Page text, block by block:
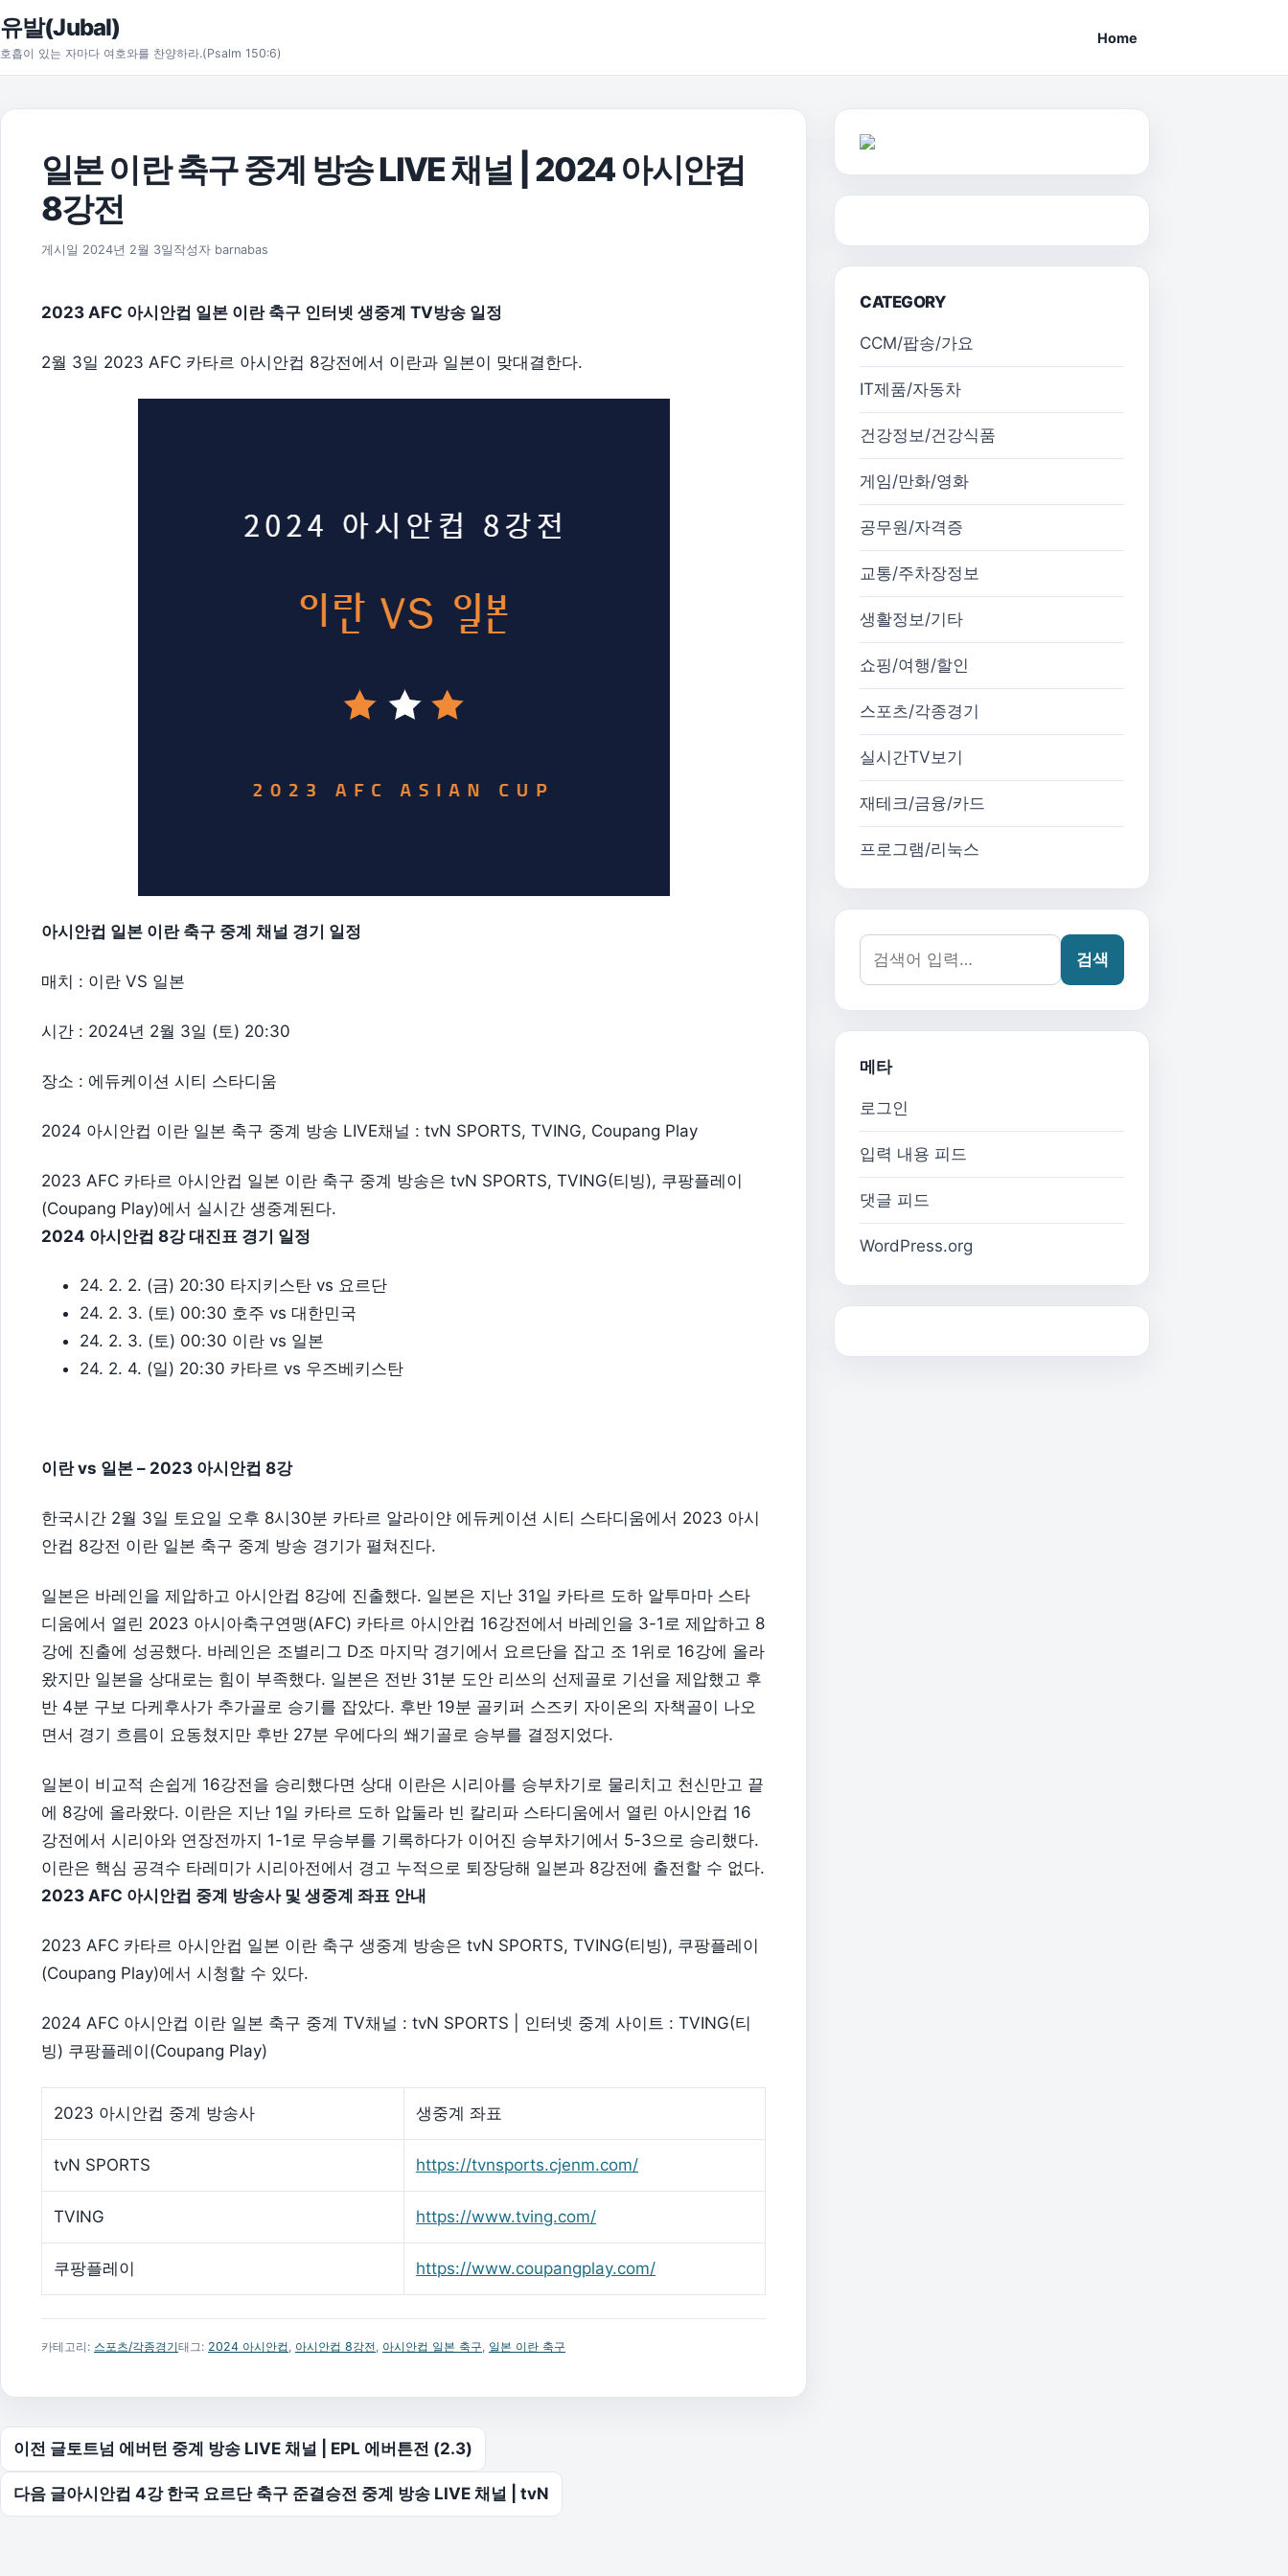
본문으로 건너뛰기
유발(Jubal)
호흡이 있는 자마다 여호와를 찬양하라.(Psalm 150:6)
Home
일본 이란 축구 중계 방송 LIVE 채널 | 2024 아시안컵
8강전
게시일 2024년 2월 3일 2026년 8월 1일
작성자 barnabas
2023 AFC 아시안컵 일본 이란 축구 인터넷 생중계 TV방송 일정
2월 3일 2023 AFC 카타르 아시안컵 8강전에서 이란과 일본이 맞대결한다.
아시안컵 일본 이란 축구 중계 채널 경기 일정
매치 : 이란 VS 일본
시간 : 2024년 2월 3일 (토) 20:30
장소 : 에듀케이션 시티 스타디움
2024 아시안컵 이란 일본 축구 중계 방송 LIVE채널 : tvN SPORTS, TVING, Coupang Play
2023 AFC 카타르 아시안컵 일본 이란 축구 중계 방송은 tvN SPORTS, TVING(티빙), 쿠팡플레이
(Coupang Play)에서 실시간 생중계된다.
2024 아시안컵 8강 대진표 경기 일정
24. 2. 2. (금) 20:30 타지키스탄 vs 요르단
24. 2. 3. (토) 00:30 호주 vs 대한민국
24. 2. 3. (토) 00:30 이란 vs 일본
24. 2. 4. (일) 20:30 카타르 vs 우즈베키스탄
이란 vs 일본 – 2023 아시안컵 8강
한국시간 2월 3일 토요일 오후 8시30분 카타르 알라이얀 에듀케이션 시티 스타디움에서 2023 아시
안컵 8강전 이란 일본 축구 중계 방송 경기가 펼쳐진다.
일본은 바레인을 제압하고 아시안컵 8강에 진출했다. 일본은 지난 31일 카타르 도하 알투마마 스타
디움에서 열린 2023 아시아축구연맹(AFC) 카타르 아시안컵 16강전에서 바레인을 3-1로 제압하고 8
강에 진출에 성공했다. 바레인은 조별리그 D조 마지막 경기에서 요르단을 잡고 조 1위로 16강에 올라
왔지만 일본을 상대로는 힘이 부족했다. 일본은 전반 31분 도안 리쓰의 선제골로 기선을 제압했고 후
반 4분 구보 다케후사가 추가골로 승기를 잡았다. 후반 19분 골키퍼 스즈키 자이온의 자책골이 나오
면서 경기 흐름이 요동쳤지만 후반 27분 우에다의 쐐기골로 승부를 결정지었다.
일본이 비교적 손쉽게 16강전을 승리했다면 상대 이란은 시리아를 승부차기로 물리치고 천신만고 끝
에 8강에 올라왔다. 이란은 지난 1일 카타르 도하 압둘라 빈 칼리파 스타디움에서 열린 아시안컵 16
강전에서 시리아와 연장전까지 1-1로 무승부를 기록하다가 이어진 승부차기에서 5-3으로 승리했다.
이란은 핵심 공격수 타레미가 시리아전에서 경고 누적으로 퇴장당해 일본과 8강전에 출전할 수 없다.
2023 AFC 아시안컵 중계 방송사 및 생중계 좌표 안내
2023 AFC 카타르 아시안컵 일본 이란 축구 생중계 방송은 tvN SPORTS, TVING(티빙), 쿠팡플레이
(Coupang Play)에서 시청할 수 있다.
2024 AFC 아시안컵 이란 일본 축구 중계 TV채널 : tvN SPORTS | 인터넷 중계 사이트 : TVING(티
빙) 쿠팡플레이(Coupang Play)
2023 아시안컵 중계 방송사 생중계 좌표
tvN SPORTS https://tvnsports.cjenm.com/
TVING https://www.tving.com/
쿠팡플레이 https://www.coupangplay.com/
카테고리: 스포츠/각종경기태그: 2024 아시안컵 아시안컵 8강전 아시안컵 일본 축구 일본 이란 축구
글 탐색
이전 글토트넘 에버턴 중계 방송 LIVE 채널 | EPL 에버튼전 (2.3)
다음 글아시안컵 4강 한국 요르단 축구 준결승전 중계 방송 LIVE 채널 | tvN
CATEGORY
CCM/팝송/가요
IT제품/자동차
건강정보/건강식품
게임/만화/영화
공무원/자격증
교통/주차장정보
생활정보/기타
쇼핑/여행/할인
스포츠/각종경기
실시간TV보기
재테크/금융/카드
프로그램/리눅스
검색어:
검색
메타
로그인
입력 내용 피드
댓글 피드
WordPress.org